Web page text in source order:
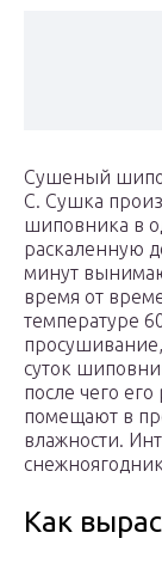
Сушеный
С. Сушка
шиповника в
раскаленную
минут
время от
температуре
суток
после чего
помещают в
влажности.
Как